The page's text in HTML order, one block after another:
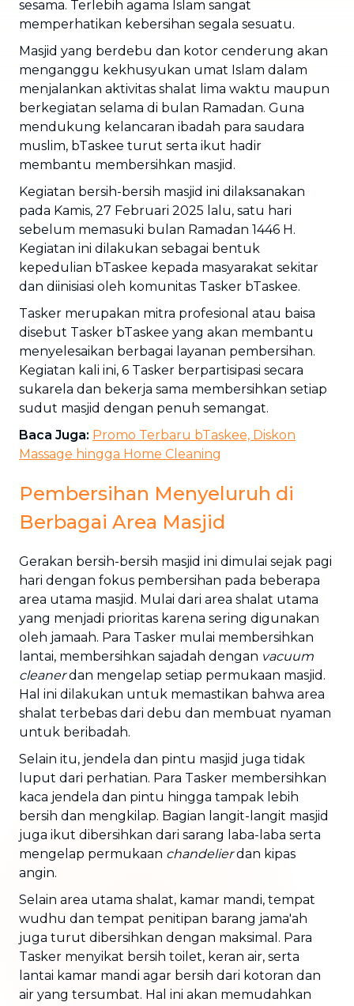
sesama. Terlebih agama Islam sangat
memperhatikan kebersihan segala sesuatu.
Masjid yang berdebu dan kotor cenderung akan
menganggu kekhusyukan umat Islam dalam
menjalankan aktivitas shalat lima waktu maupun
berkegiatan selama di bulan Ramadan. Guna
mendukung kelancaran ibadah para saudara
muslim, bTaskee turut serta ikut hadir
membantu membersihkan masjid.
Kegiatan bersih-bersih masjid ini dilaksanakan
pada Kamis, 27 Februari 2025 lalu, satu hari
sebelum memasuki bulan Ramadan 1446 H.
Kegiatan ini dilakukan sebagai bentuk
kepedulian bTaskee kepada masyarakat sekitar
dan diinisiasi oleh komunitas Tasker bTaskee.
Tasker merupakan mitra profesional atau baisa
disebut Tasker bTaskee yang akan membantu
menyelesaikan berbagai layanan pembersihan.
Kegiatan kali ini, 6 Tasker berpartisipasi secara
sukarela dan bekerja sama membersihkan setiap
sudut masjid dengan penuh semangat.
Baca Juga: Promo Terbaru bTaskee, Diskon
Massage hingga Home Cleaning
Pembersihan Menyeluruh di
Berbagai Area Masjid
Gerakan bersih-bersih masjid ini dimulai sejak pagi
hari dengan fokus pembersihan pada beberapa
area utama masjid. Mulai dari area shalat utama
yang menjadi prioritas karena sering digunakan
oleh jamaah. Para Tasker mulai membersihkan
lantai, membersihkan sajadah dengan vacuum
cleanerdan mengelap setiap permukaan masjid.
Hal ini dilakukan untuk memastikan bahwa area
shalat terbebas dari debu dan membuat nyaman
untuk beribadah.
Selain itu, jendela dan pintu masjid juga tidak
luput dari perhatian. Para Tasker membersihkan
kaca jendela dan pintu hingga tampak lebih
bersih dan mengkilap. Bagian langit-langit masjid
juga ikut dibersihkan dari sarang laba-laba serta
mengelap permukaan chandelierdan kipas
angin.
Selain area utama shalat, kamar mandi, tempat
wudhu dan tempat penitipan barang jama'ah
juga turut dibersihkan dengan maksimal. Para
Tasker menyikat bersih toilet, keran air, serta
lantai kamar mandi agar bersih dari kotoran dan
air yang tersumbat. Hal ini akan memudahkan